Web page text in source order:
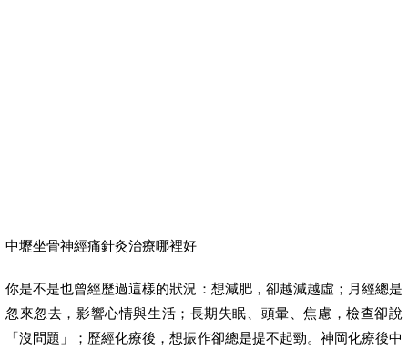
中壢坐骨神經痛針灸治療哪裡好
你是不是也曾經歷過這樣的狀況：想減肥，卻越減越虛；月經總是
忽來忽去，影響心情與生活；長期失眠、頭暈、焦慮，檢查卻說
「沒問題」；歷經化療後，想振作卻總是提不起勁。神岡化療後中